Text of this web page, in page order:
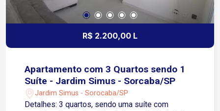
R$ 2.200,00 L
Apartamento com 3 Quartos sendo 1
Suíte - Jardim Simus - Sorcaba/SP
Jardim Simus - Sorocaba/SP
Detalhes: 3 quartos, sendo uma suíte com